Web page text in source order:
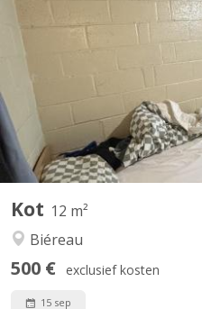
Kot 12 m²
Biéreau
500 € exclusief kosten
15 sep
Grande chambre très bien
rue de la Marjolaine, dans
2026-2027.
verdoyant. Meubles: lit
bureau, chaise de